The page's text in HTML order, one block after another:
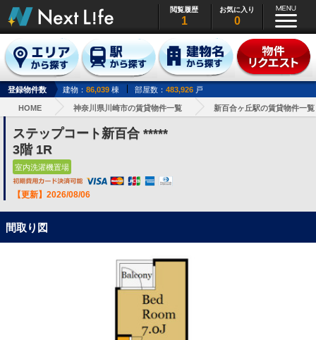
閲覧履歴
1
お気に入り
0
登録物件数 建物： 86,039 棟 部屋数： 483,926 戸
HOME 神奈川県川崎市の賃貸物件一覧 新百合ヶ丘駅の賃貸物件一覧
ステップコート新百合 *****
3階 1R
室内洗濯機置場
【更新】2026/08/06
間取り図